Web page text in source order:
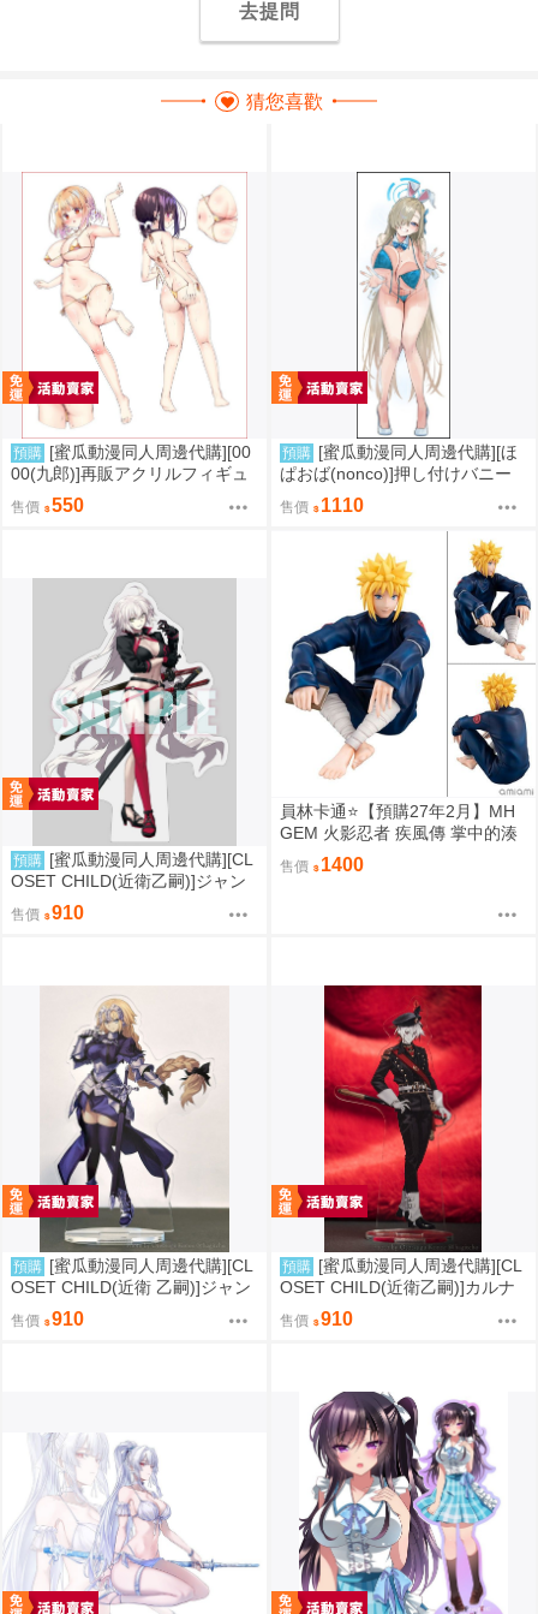
去提問
猜您喜歡
預購 [蜜瓜動漫同人周邊代購][00
00(九郎)]再販アクリルフィギュ
アセット(金ビキニ版)(同人周邊)
售價 550
預購 [蜜瓜動漫同人周邊代購][ほ
ぱおば(nonco)]押し付けバニー
アスナ(蔚藍檔案)(同人周邊)
售價 1110
預購 [蜜瓜動漫同人周邊代購][CL
OSET CHILD(近衛乙嗣)]ジャン
ヌ・ダルク・オルタ(水着)アクリ
ルスタンド(FGO)(同人周邊)
售價 910
員林卡通⭐️【預購27年2月】MH
GEM 火影忍者 疾風傳 掌中的湊
波風湊 0813
售價 1400
預購 [蜜瓜動漫同人周邊代購][CL
OSET CHILD(近衛 乙嗣)]ジャン
ヌ・ダルク(FGO Ver.)アクリル
スタンド(FGO)(同人周邊)
售價 910
預購 [蜜瓜動漫同人周邊代購][CL
OSET CHILD(近衛乙嗣)]カルナ
(軍装)アクリルスタンド(FGO)
(同人周邊)
售價 910